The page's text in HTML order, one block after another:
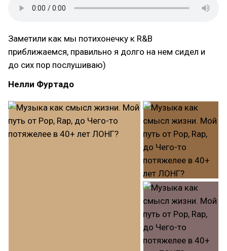
Заметили как мы потихонечку к R&B
приближаемся, правильно я долго на нем сидел и
до сих пор послушиваю)
Нелли Фуртадо